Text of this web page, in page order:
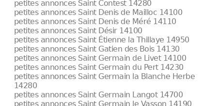
petites annonces Saint Contest 14280
petites annonces Saint Denis de Mailloc 14100
petites annonces Saint Denis de Méré 14110
petites annonces Saint Désir 14100
petites annonces Saint Étienne la Thillaye 14950
petites annonces Saint Gatien des Bois 14130
petites annonces Saint Germain de Livet 14100
petites annonces Saint Germain du Pert 14230
petites annonces Saint Germain la Blanche Herbe
14280
petites annonces Saint Germain Langot 14700
petites annonces Saint Germain le Vasson 14190